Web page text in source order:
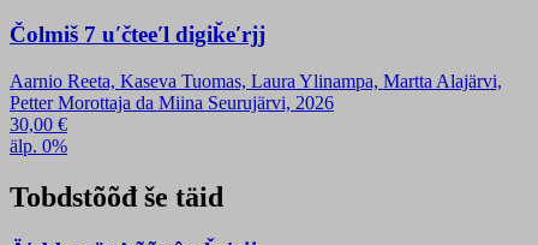
Čolmiš 7 uʹčteeʹl digiǩeʹrjj
Aarnio Reeta, Kaseva Tuomas, Laura Ylinampa, Martta Alajärvi,
Petter Morottaja da Miina Seurujärvi, 2026
30,00 €
älp. 0%
Tobdstõõđ še täid